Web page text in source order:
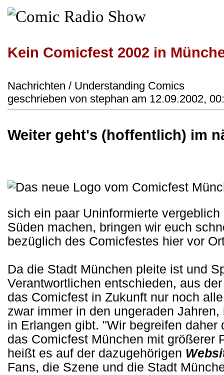
Kein Comicfest 2002 in
Nachrichten / Understanding Comics
geschrieben von stephan am 12.09.2002,
Weiter geht's (hoffentlich) im
sich ein paar Uninformierte
Süden machen, bringen wir euch
bezüglich des Comicfestes hier vor
Da die Stadt München pleite ist und
Verantwortlichen entschieden, aus
das Comicfest in Zukunft nur noch
zwar immer in den ungeraden
in Erlangen gibt. "Wir begreifen
das Comicfest München mit größerer
heißt es auf der dazugehörigen
Fans, die Szene und die Stadt